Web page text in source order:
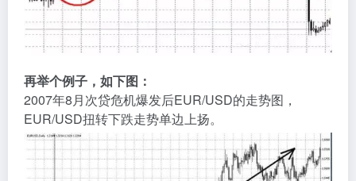
再举个例子，如下图：
2007年8月次贷危机爆发后EUR/USD的走势图，
EUR/USD扭转下跌走势单边上扬。